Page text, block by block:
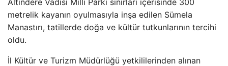
Altındere Vadisi Milli Parkı sınırları içerisinde 300
metrelik kayanın oyulmasıyla inşa edilen Sümela
Manastırı, tatillerde doğa ve kültür tutkunlarının tercihi
oldu.
İl Kültür ve Turizm Müdürlüğü yetkililerinden alınan